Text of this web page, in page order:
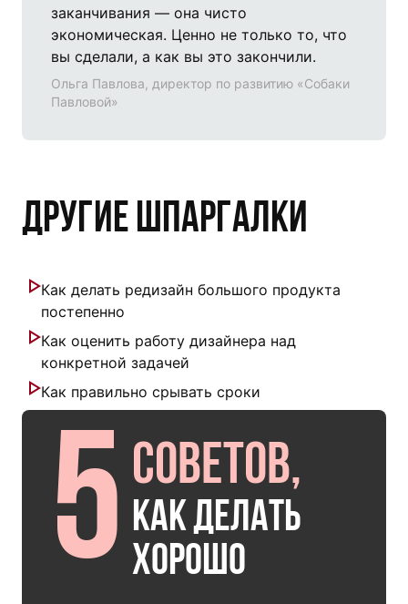
заканчивания — она чисто
экономическая. Ценно не только то, что
вы сделали, а как вы это закончили.
Ольга Павлова, директор по развитию «Собаки
Павловой»
Другие шпаргалки
Как делать редизайн большого продукта
постепенно
Как оценить работу дизайнера над
конкретной задачей
Как правильно срывать сроки
5 советов,
как делать
хорошо